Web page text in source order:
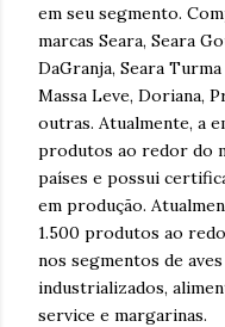
em seu segmento.
marcas Seara, Seara
DaGranja, Seara
Massa Leve, Doriana,
outras. Atualmente, a
produtos ao redor do
países e possui
em produção.
1.500 produtos ao
nos segmentos de
industrializados,
service e margarinas.